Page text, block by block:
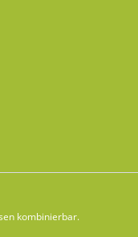
kombinierbar.